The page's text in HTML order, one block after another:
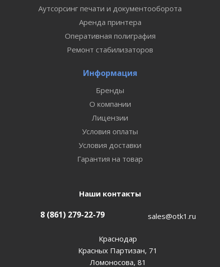
Аутсорсинг печати и документооборота
Аренда принтера
Оперативная полиграфия
Ремонт стабилизаторов
Информация
Бренды
О компании
Лицензии
Условия оплаты
Условия доставки
Гарантия на товар
Наши контакты
8 (861) 279-22-79 sales@otk1.ru
Краснодар
Красных Партизан, 71
Ломоносова, 81